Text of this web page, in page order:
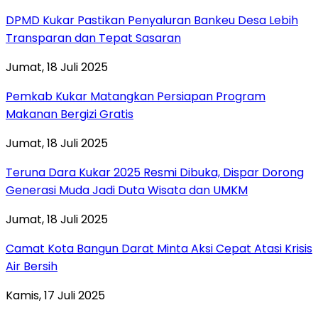
DPMD Kukar Pastikan Penyaluran Bankeu Desa Lebih
Transparan dan Tepat Sasaran
Jumat, 18 Juli 2025
Pemkab Kukar Matangkan Persiapan Program
Makanan Bergizi Gratis
Jumat, 18 Juli 2025
Teruna Dara Kukar 2025 Resmi Dibuka, Dispar Dorong
Generasi Muda Jadi Duta Wisata dan UMKM
Jumat, 18 Juli 2025
Camat Kota Bangun Darat Minta Aksi Cepat Atasi Krisis
Air Bersih
Kamis, 17 Juli 2025